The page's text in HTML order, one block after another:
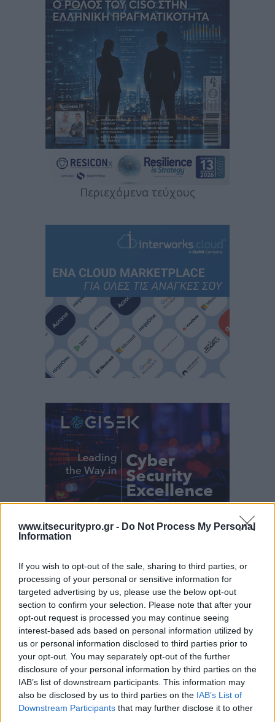
www.itsecuritypro.gr - Do Not Process My Personal
Information
If you wish to opt-out of the sale, sharing to third parties, or
processing of your personal or sensitive information for
targeted advertising by us, please use the below opt-out
section to confirm your selection. Please note that after your
opt-out request is processed you may continue seeing
interest-based ads based on personal information utilized by
us or personal information disclosed to third parties prior to
your opt-out. You may separately opt-out of the further
disclosure of your personal information by third parties on the
IAB’s list of downstream participants. This information may
also be disclosed by us to third parties on the IAB’s List of
Downstream Participants that may further disclose it to other
Περιεχόμενα τεύχους